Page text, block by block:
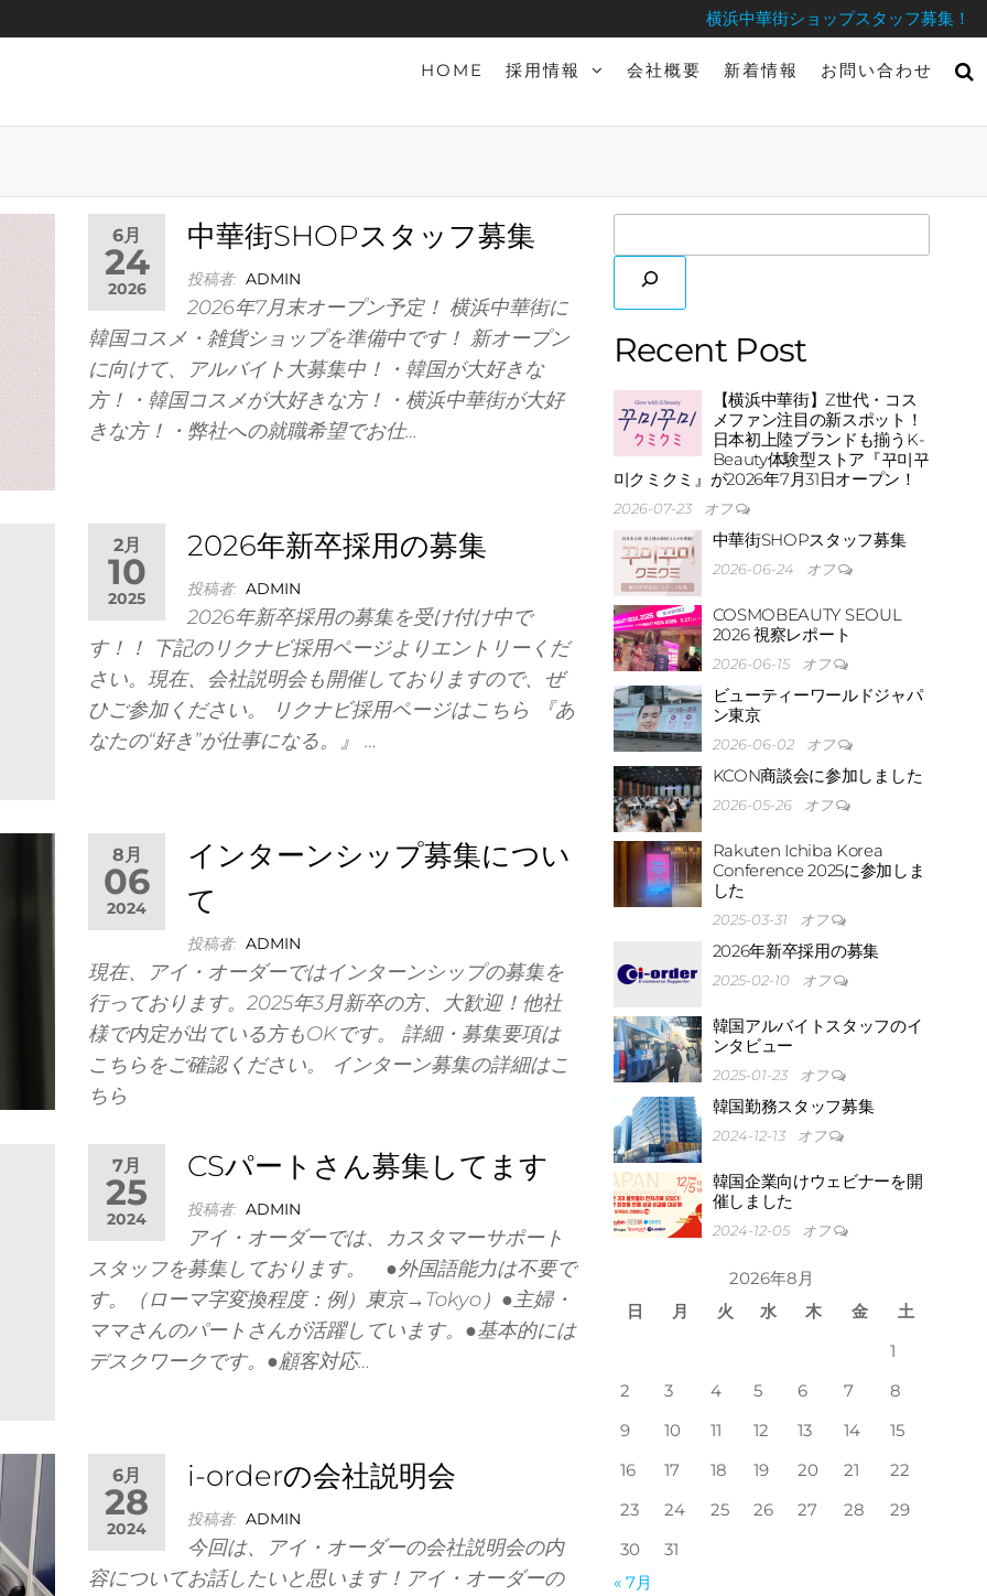
横浜中華街ショップスタッフ募集！
HOME 採用情報 会社概要 新着情報 お問い合わせ
6月
24
2026
中華街SHOPスタッフ募集
投稿者: ADMIN
2026年7月末オープン予定！ 横浜中華街に
韓国コスメ・雑貨ショップを準備中です！ 新オープン
に向けて、アルバイト大募集中！・韓国が大好きな
方！・韓国コスメが大好きな方！・横浜中華街が大好
きな方！・弊社への就職希望でお仕…
2月
10
2025
2026年新卒採用の募集
投稿者: ADMIN
2026年新卒採用の募集を受け付け中で
す！！ 下記のリクナビ採用ページよりエントリーくだ
さい。現在、会社説明会も開催しておりますので、ぜ
ひご参加ください。 リクナビ採用ページはこちら 『あ
なたの“好き”が仕事になる。』 …
8月
06
2024
インターンシップ募集につい
て
投稿者: ADMIN
現在、アイ・オーダーではインターンシップの募集を
行っております。2025年3月新卒の方、大歓迎！他社
様で内定が出ている方もOKです。 詳細・募集要項は
こちらをご確認ください。 インターン募集の詳細はこ
ちら
7月
25
2024
CSパートさん募集してます
投稿者: ADMIN
アイ・オーダーでは、カスタマーサポート
スタッフを募集しております。 ●外国語能力は不要で
す。（ローマ字変換程度：例）東京→Tokyo）●主婦・
ママさんのパートさんが活躍しています。●基本的には
デスクワークです。●顧客対応…
6月
28
2024
i-orderの会社説明会
投稿者: ADMIN
今回は、アイ・オーダーの会社説明会の内
容についてお話したいと思います！アイ・オーダーの
Recent Post
【横浜中華街】Z世代・コス
メファン注目の新スポット！
日本初上陸ブランドも揃うK-
Beauty体験型ストア『꾸미꾸
미クミクミ』が2026年7月31日オープン！
2026-07-23 オフ
中華街SHOPスタッフ募集
2026-06-24 オフ
COSMOBEAUTY SEOUL
2026 視察レポート
2026-06-15 オフ
ビューティーワールドジャパ
ン東京
2026-06-02 オフ
KCON商談会に参加しました
2026-05-26 オフ
Rakuten Ichiba Korea
Conference 2025に参加しま
した
2025-03-31 オフ
2026年新卒採用の募集
2025-02-10 オフ
韓国アルバイトスタッフのイ
ンタビュー
2025-01-23 オフ
韓国勤務スタッフ募集
2024-12-13 オフ
韓国企業向けウェビナーを開
催しました
2024-12-05 オフ
2026年8月
日
月 火 水 木 金
土
1
2
3 4 5 6 7
8
9
10 11 12 13 14
15
16
17 18 19 20 21
22
23
24 25 26 27 28
29
30
31
« 7月